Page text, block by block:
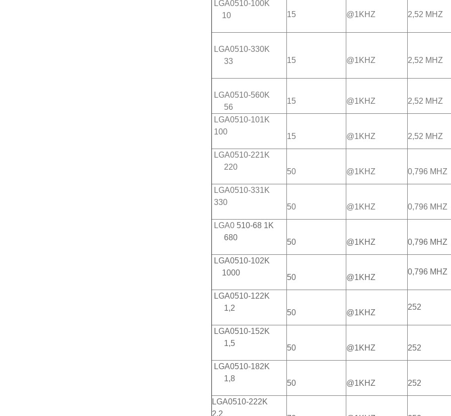
LGA0510-100K
10
15 @1KHZ 2,52 MHZ
LGA0510-330K
33
15 @1KHZ 2,52 MHZ
LGA0510-560K
56
15 @1KHZ 2,52 MHZ
LGA0510-101K
100
15 @1KHZ 2,52 MHZ
LGA0510-221K
220
50 @1KHZ 0,796 MHZ
LGA0510-331K
330
50 @1KHZ 0,796 MHZ
LGA0 510-68 1K
680
50 @1KHZ 0,796 MHZ
LGA0510-102K
1000
50 @1KHZ
0,796 MHZ
LGA0510-122K
1,2
50 @1KHZ
252
LGA0510-152K
1,5
50 @1KHZ 252
LGA0510-182K
1,8
50 @1KHZ 252
LGA0510-222K
2,2